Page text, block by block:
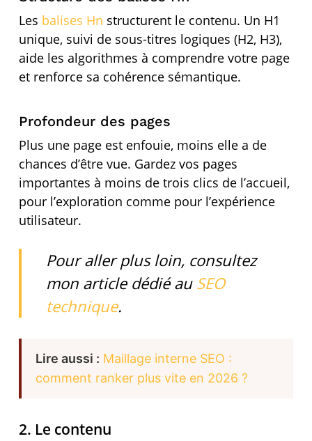
Les balises Hn structurent le contenu. Un H1
unique, suivi de sous-titres logiques (H2, H3),
aide les algorithmes à comprendre votre page
et renforce sa cohérence sémantique.
Profondeur des pages
Plus une page est enfouie, moins elle a de
chances d’être vue. Gardez vos pages
importantes à moins de trois clics de l’accueil,
pour l’exploration comme pour l’expérience
utilisateur.
Pour aller plus loin, consultez
mon article dédié au SEO
technique.
Lire aussi : Maillage interne SEO :
comment ranker plus vite en 2026 ?
2. Le contenu